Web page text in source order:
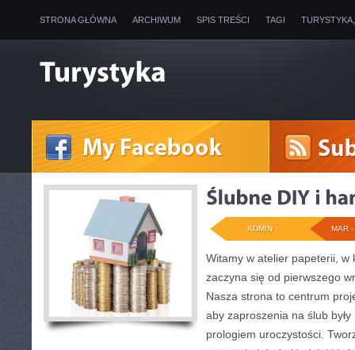
STRONA GŁÓWNA ARCHIWUM SPIS TREŚCI TAGI
MAR
ADMIN
Witamy w atelier papeterii, w
zaczyna się od pierwszego
Nasza strona to centrum
aby zaproszenia na ślub
prologiem uroczystości.